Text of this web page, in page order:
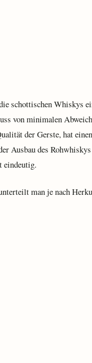
schottischen Whiskys
von minimalen
der Gerste, hat
Ausbau des
eindeutig.
man je nach